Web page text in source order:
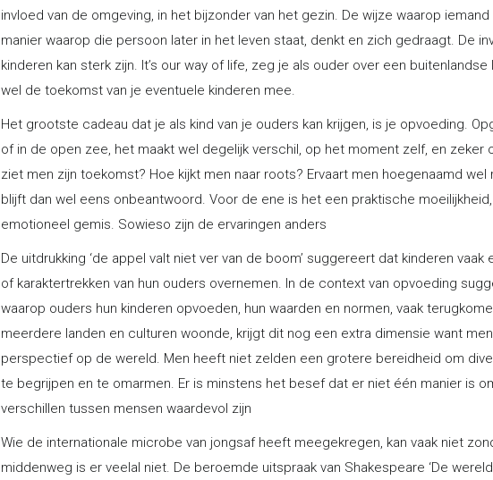
invloed van de omgeving, in het bijzonder van het gezin. De wijze waarop
manier waarop die persoon later in het leven staat, denkt en zich gedraagt. De
kinderen kan sterk zijn. It’s our way of life, zeg je als ouder over een
wel de toekomst van je eventuele kinderen mee.
Het grootste cadeau dat je als kind van je ouders kan krijgen, is je opvoeding.
of in de open zee, het maakt wel degelijk verschil, op het moment zelf, en zeker
ziet men zijn toekomst? Hoe kijkt men naar roots? Ervaart men hoegenaamd wel
blijft dan wel eens onbeantwoord. Voor de ene is het een praktische
emotioneel gemis. Sowieso zijn de ervaringen anders
De uitdrukking ‘de appel valt niet ver van de boom’ suggereert dat kinderen
of karaktertrekken van hun ouders overnemen. In de context van opvoeding
waarop ouders hun kinderen opvoeden, hun waarden en normen, vaak
meerdere landen en culturen woonde, krijgt dit nog een extra dimensie want
perspectief op de wereld. Men heeft niet zelden een grotere bereidheid om
te begrijpen en te omarmen. Er is minstens het besef dat er niet één manier is
verschillen tussen mensen waardevol zijn
Wie de internationale microbe van jongsaf heeft meegekregen, kan vaak niet
middenweg is er veelal niet. De beroemde uitspraak van Shakespeare ‘De